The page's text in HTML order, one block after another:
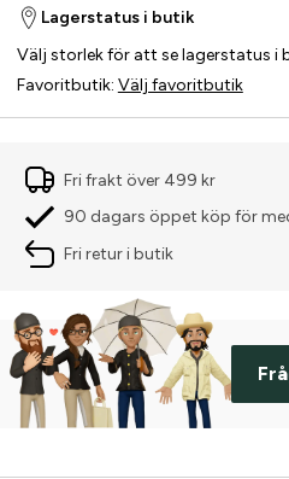
Lagerstatus i butik
Välj storlek för att se lagerstatus i
Favoritbutik: Välj favoritbutik
Fri frakt över 499 kr
90 dagars öppet köp för
Fri retur i butik